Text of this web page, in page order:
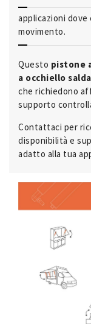
applicazioni
movimento.
Questo pistone
a occhiello
che richiedono
supporto
Contattaci per
disponibilità e
adatto alla tua